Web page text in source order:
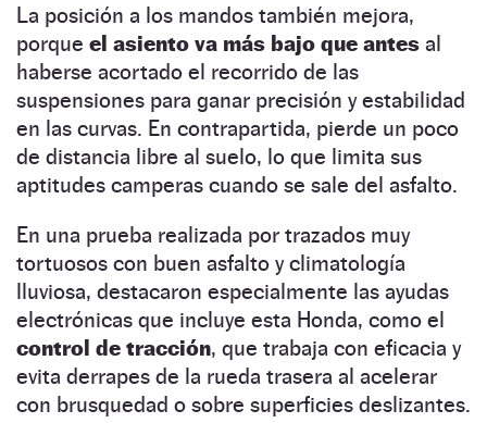
La posición a los mandos también mejora,
porque el asiento va más bajo que antes al
haberse acortado el recorrido de las
suspensiones para ganar precisión y estabilidad
en las curvas. En contrapartida, pierde un poco
de distancia libre al suelo, lo que limita sus
aptitudes camperas cuando se sale del asfalto.
En una prueba realizada por trazados muy
tortuosos con buen asfalto y climatología
lluviosa, destacaron especialmente las ayudas
electrónicas que incluye esta Honda, como el
control de tracción, que trabaja con eficacia y
evita derrapes de la rueda trasera al acelerar
con brusquedad o sobre superficies deslizantes.